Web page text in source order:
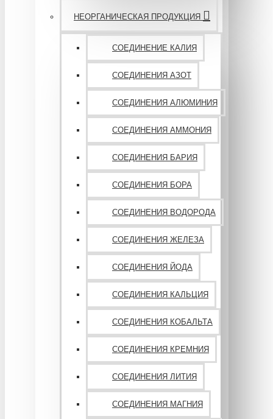
НЕОРГАНИЧЕСКАЯ ПРОДУКЦИЯ
СОЕДИНЕНИЕ КАЛИЯ
СОЕДИНЕНИЯ АЗОТ
СОЕДИНЕНИЯ АЛЮМИНИЯ
СОЕДИНЕНИЯ АММОНИЯ
СОЕДИНЕНИЯ БАРИЯ
СОЕДИНЕНИЯ БОРА
СОЕДИНЕНИЯ ВОДОРОДА
СОЕДИНЕНИЯ ЖЕЛЕЗА
СОЕДИНЕНИЯ ЙОДА
СОЕДИНЕНИЯ КАЛЬЦИЯ
СОЕДИНЕНИЯ КОБАЛЬТА
СОЕДИНЕНИЯ КРЕМНИЯ
СОЕДИНЕНИЯ ЛИТИЯ
СОЕДИНЕНИЯ МАГНИЯ